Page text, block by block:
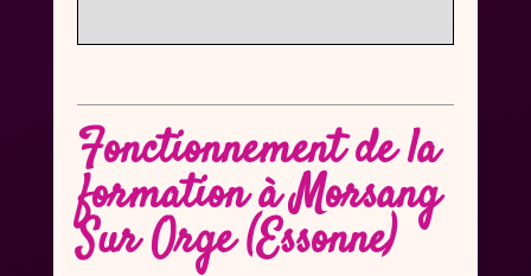
Fonctionnement de la
formation à Morsang
Sur Orge (Essonne)